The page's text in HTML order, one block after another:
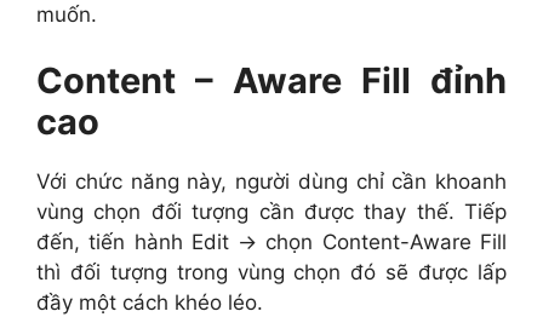
muốn.
Content – Aware Fill đỉnh
cao
Với chức năng này, người dùng chỉ cần khoanh
vùng chọn đối tượng cần được thay thế. Tiếp
đến, tiến hành Edit -> chọn Content-Aware Fill
thì đối tượng trong vùng chọn đó sẽ được lấp
đầy một cách khéo léo.